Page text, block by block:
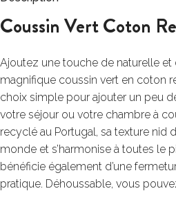
Coussin Vert Coton
Ajoutez une touche de naturelle
magnifique coussin vert en coton
choix simple pour ajouter un peu
votre séjour ou votre chambre à
recyclé au Portugal, sa texture nid
monde et s’harmonise à toutes le
bénéficie également d’une
pratique. Déhoussable, vous